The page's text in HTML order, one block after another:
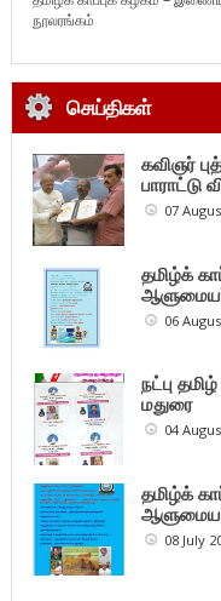
நூலரங்கம்
செய்திகள்
கவிஞர்
பாராட்டு
07
தமிழ்க்
06
நட்பு
மதுரை
04
தமிழ்க்
08 July